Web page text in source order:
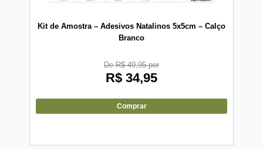
Kit de Amostra – Adesivos Natalinos 5x5cm – Calço
Branco
De R$ 49,95 por
R$ 34,95
Comprar